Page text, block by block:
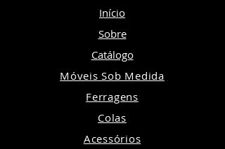
Início
Sobre
Catálogo
Móveis Sob Medida
Ferragens
Colas
Acessórios